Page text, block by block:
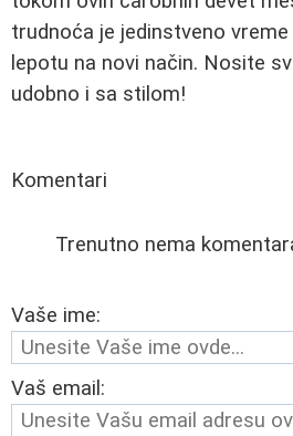
trudnoća je jedinstveno
lepotu na novi način. Nosite
udobno i sa stilom!
Komentari
Trenutno nema
Vaše ime:
Vaš email: